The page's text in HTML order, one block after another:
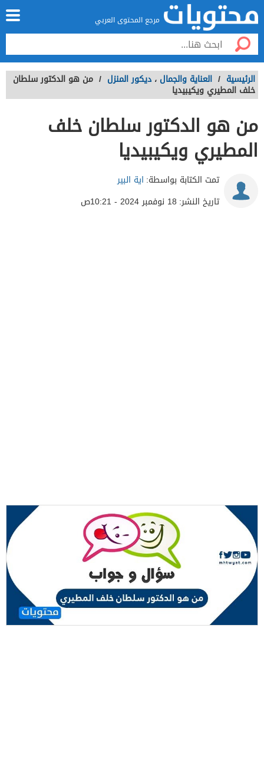
مرجع المحتوى العربي
الرئيسية / العناية والجمال ، ديكور المنزل / من هو الدكتور سلطان
خلف المطيري ويكيبيديا
من هو الدكتور سلطان خلف
المطيري ويكيبيديا
تمت الكتابة بواسطة: اية البير
تاريخ النشر: 18 نوفمبر 2024 - 10:21ص